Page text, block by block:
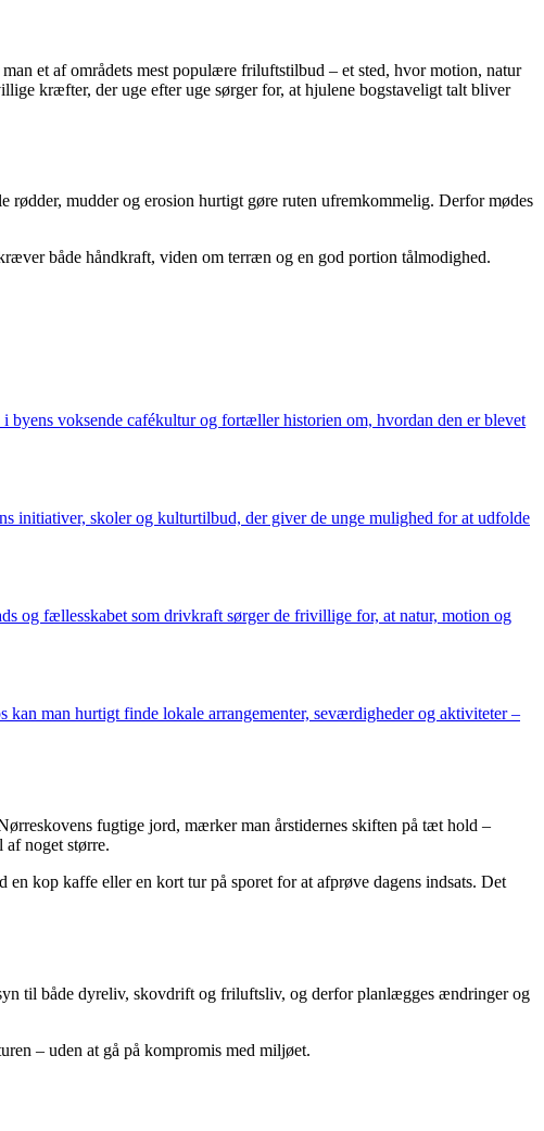
et af områdets mest populære friluftstilbud – et sted, hvor motion, natur
kræfter, der uge efter uge sørger for, at hjulene bogstaveligt talt bliver
mudder og erosion hurtigt gøre ruten ufremkommelig. Derfor mødes
både håndkraft, viden om terræn og en god portion tålmodighed.
voksende cafékultur og fortæller historien om, hvordan den er blevet
initiativer, skoler og kulturtilbud, der giver de unge mulighed for at udfolde
og fællesskabet som drivkraft sørger de frivillige for, at natur, motion og
kan man hurtigt finde lokale arrangementer, seværdigheder og aktiviteter –
fugtige jord, mærker man årstidernes skiften på tæt hold –
noget større.
kop kaffe eller en kort tur på sporet for at afprøve dagens indsats. Det
til både dyreliv, skovdrift og friluftsliv, og derfor planlægges ændringer og
– uden at gå på kompromis med miljøet.